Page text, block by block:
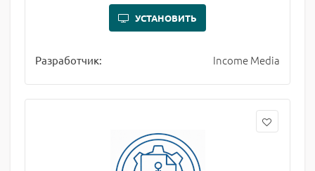
УСТАНОВИТЬ
Разработчик: Income Media